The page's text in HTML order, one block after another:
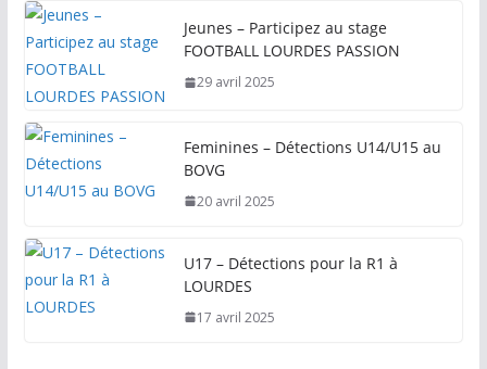
Jeunes – Participez au stage
FOOTBALL LOURDES PASSION
29 avril 2025
Feminines – Détections U14/U15 au
BOVG
20 avril 2025
U17 – Détections pour la R1 à
LOURDES
17 avril 2025